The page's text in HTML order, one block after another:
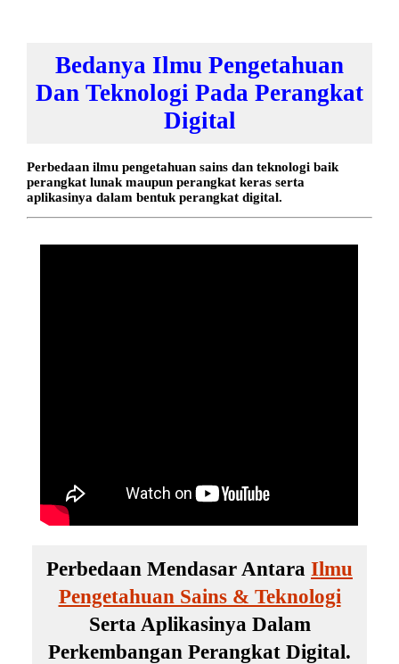
Bedanya Ilmu Pengetahuan
Dan Teknologi Pada Perangkat
Digital
Perbedaan ilmu pengetahuan sains dan teknologi baik
perangkat lunak maupun perangkat keras serta
aplikasinya dalam bentuk perangkat digital.
Perbedaan Mendasar Antara Ilmu
Pengetahuan Sains & Teknologi
Serta Aplikasinya Dalam
Perkembangan Perangkat Digital.